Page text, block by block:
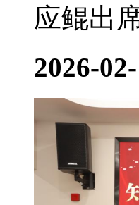
应鲲出
2026-